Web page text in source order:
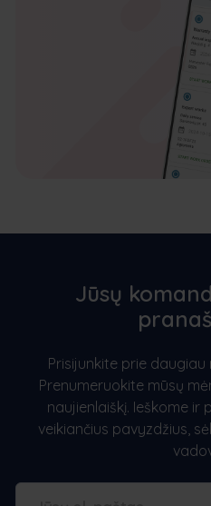
Jūsų
Prisijunkite prie daugiau
Prenumeruokite mūsų
naujienlaiškį. Ieškome
veikiančius pavyzdžius,